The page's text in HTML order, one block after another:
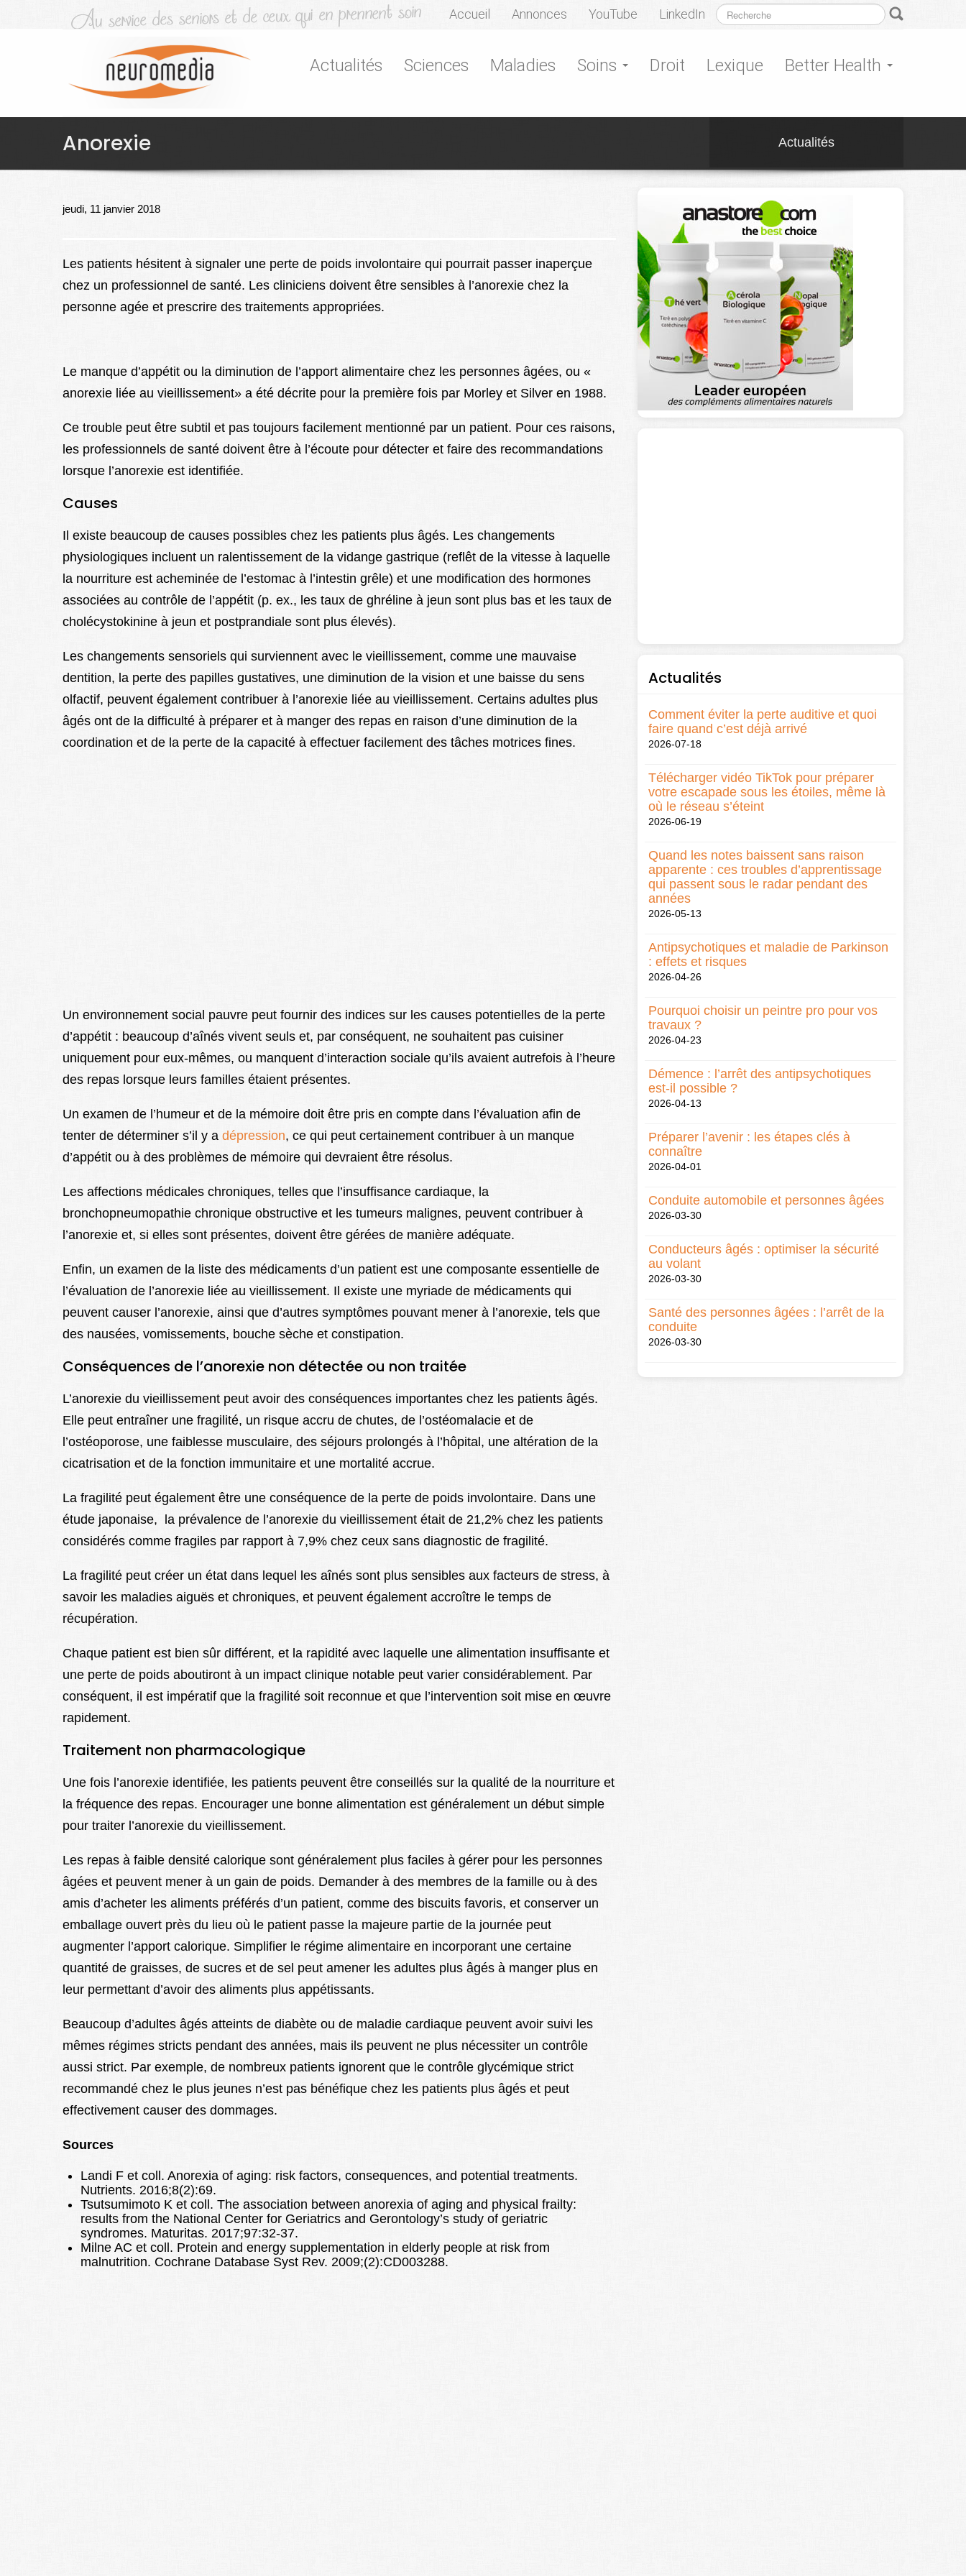
Accueil Annonces YouTube LinkedIn
Actualités Sciences Maladies Soins Droit Lexique Better Health
Anorexie Actualités
jeudi, 11 janvier 2018
Les patients hésitent à signaler une perte de poids involontaire qui pourrait passer inaperçue
chez un professionnel de santé. Les cliniciens doivent être sensibles à l’anorexie chez la
personne agée et prescrire des traitements appropriées.
Le manque d’appétit ou la diminution de l’apport alimentaire chez les personnes âgées, ou «
anorexie liée au vieillissement» a été décrite pour la première fois par Morley et Silver en 1988.
Ce trouble peut être subtil et pas toujours facilement mentionné par un patient. Pour ces raisons,
les professionnels de santé doivent être à l’écoute pour détecter et faire des recommandations
lorsque l’anorexie est identifiée.
Causes
Il existe beaucoup de causes possibles chez les patients plus âgés. Les changements
physiologiques incluent un ralentissement de la vidange gastrique (reflêt de la vitesse à laquelle
la nourriture est acheminée de l’estomac à l’intestin grêle) et une modification des hormones
associées au contrôle de l’appétit (p. ex., les taux de ghréline à jeun sont plus bas et les taux de
cholécystokinine à jeun et postprandiale sont plus élevés).
Les changements sensoriels qui surviennent avec le vieillissement, comme une mauvaise
dentition, la perte des papilles gustatives, une diminution de la vision et une baisse du sens
olfactif, peuvent également contribuer à l’anorexie liée au vieillissement. Certains adultes plus
âgés ont de la difficulté à préparer et à manger des repas en raison d’une diminution de la
coordination et de la perte de la capacité à effectuer facilement des tâches motrices fines.
Un environnement social pauvre peut fournir des indices sur les causes potentielles de la perte
d’appétit : beaucoup d’aînés vivent seuls et, par conséquent, ne souhaitent pas cuisiner
uniquement pour eux-mêmes, ou manquent d’interaction sociale qu’ils avaient autrefois à l’heure
des repas lorsque leurs familles étaient présentes.
Un examen de l’humeur et de la mémoire doit être pris en compte dans l’évaluation afin de
tenter de déterminer s’il y a dépression, ce qui peut certainement contribuer à un manque
d’appétit ou à des problèmes de mémoire qui devraient être résolus.
Les affections médicales chroniques, telles que l’insuffisance cardiaque, la
bronchopneumopathie chronique obstructive et les tumeurs malignes, peuvent contribuer à
l’anorexie et, si elles sont présentes, doivent être gérées de manière adéquate.
Enfin, un examen de la liste des médicaments d’un patient est une composante essentielle de
l’évaluation de l’anorexie liée au vieillissement. Il existe une myriade de médicaments qui
peuvent causer l’anorexie, ainsi que d’autres symptômes pouvant mener à l’anorexie, tels que
des nausées, vomissements, bouche sèche et constipation.
Conséquences de l’anorexie non détectée ou non traitée
L’anorexie du vieillissement peut avoir des conséquences importantes chez les patients âgés.
Elle peut entraîner une fragilité, un risque accru de chutes, de l’ostéomalacie et de
l’ostéoporose, une faiblesse musculaire, des séjours prolongés à l’hôpital, une altération de la
cicatrisation et de la fonction immunitaire et une mortalité accrue.
La fragilité peut également être une conséquence de la perte de poids involontaire. Dans une
étude japonaise, la prévalence de l’anorexie du vieillissement était de 21,2% chez les patients
considérés comme fragiles par rapport à 7,9% chez ceux sans diagnostic de fragilité.
La fragilité peut créer un état dans lequel les aînés sont plus sensibles aux facteurs de stress, à
savoir les maladies aiguës et chroniques, et peuvent également accroître le temps de
récupération.
Chaque patient est bien sûr différent, et la rapidité avec laquelle une alimentation insuffisante et
une perte de poids aboutiront à un impact clinique notable peut varier considérablement. Par
conséquent, il est impératif que la fragilité soit reconnue et que l’intervention soit mise en œuvre
rapidement.
Traitement non pharmacologique
Une fois l’anorexie identifiée, les patients peuvent être conseillés sur la qualité de la nourriture et
la fréquence des repas. Encourager une bonne alimentation est généralement un début simple
pour traiter l’anorexie du vieillissement.
Les repas à faible densité calorique sont généralement plus faciles à gérer pour les personnes
âgées et peuvent mener à un gain de poids. Demander à des membres de la famille ou à des
amis d’acheter les aliments préférés d’un patient, comme des biscuits favoris, et conserver un
emballage ouvert près du lieu où le patient passe la majeure partie de la journée peut
augmenter l’apport calorique. Simplifier le régime alimentaire en incorporant une certaine
quantité de graisses, de sucres et de sel peut amener les adultes plus âgés à manger plus en
leur permettant d’avoir des aliments plus appétissants.
Beaucoup d’adultes âgés atteints de diabète ou de maladie cardiaque peuvent avoir suivi les
mêmes régimes stricts pendant des années, mais ils peuvent ne plus nécessiter un contrôle
aussi strict. Par exemple, de nombreux patients ignorent que le contrôle glycémique strict
recommandé chez le plus jeunes n’est pas bénéfique chez les patients plus âgés et peut
effectivement causer des dommages.
Sources
Landi F et coll. Anorexia of aging: risk factors, consequences, and potential treatments.
Nutrients. 2016;8(2):69.
Tsutsumimoto K et coll. The association between anorexia of aging and physical frailty:
results from the National Center for Geriatrics and Gerontology’s study of geriatric
syndromes. Maturitas. 2017;97:32-37.
Milne AC et coll. Protein and energy supplementation in elderly people at risk from
malnutrition. Cochrane Database Syst Rev. 2009;(2):CD003288.
Actualités
Comment éviter la perte auditive et quoi
faire quand c’est déjà arrivé
2026-07-18
Télécharger vidéo TikTok pour préparer
votre escapade sous les étoiles, même là
où le réseau s’éteint
2026-06-19
Quand les notes baissent sans raison
apparente : ces troubles d’apprentissage
qui passent sous le radar pendant des
années
2026-05-13
Antipsychotiques et maladie de Parkinson
: effets et risques
2026-04-26
Pourquoi choisir un peintre pro pour vos
travaux ?
2026-04-23
Démence : l’arrêt des antipsychotiques
est-il possible ?
2026-04-13
Préparer l’avenir : les étapes clés à
connaître
2026-04-01
Conduite automobile et personnes âgées
2026-03-30
Conducteurs âgés : optimiser la sécurité
au volant
2026-03-30
Santé des personnes âgées : l’arrêt de la
conduite
2026-03-30